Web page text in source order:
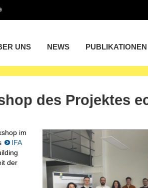
UNS NEWS PUBLIKATIONEN
des Projektes
im
IFA
der